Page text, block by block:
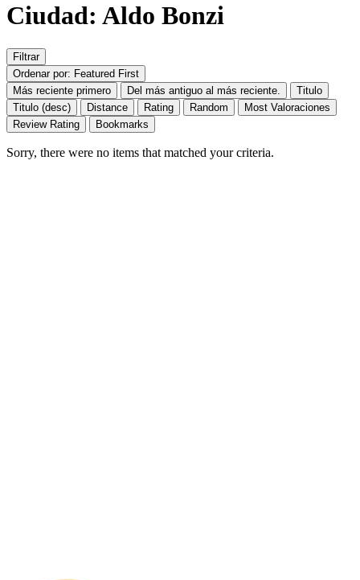
Ciudad: Aldo Bonzi
Filtrar
Ordenar por: Featured First
Más reciente primero
Del más antiguo al más reciente.
Titulo
Titulo (desc)
Distance Rating Random
Most Valoraciones
Review Rating
Bookmarks
Sorry, there were no items that matched your criteria.